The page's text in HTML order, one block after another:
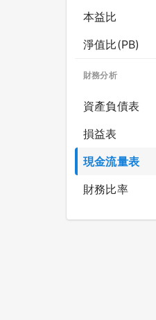
本益比
淨值比(PB)
財務分析
資產負債表
損益表
現金流量表
財務比率